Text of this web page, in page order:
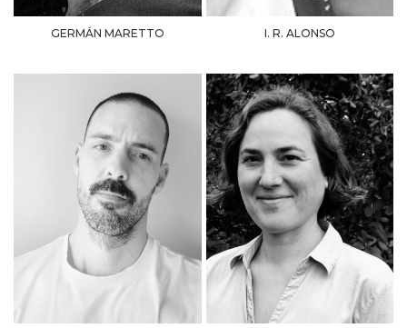
GERMÁN MARETTO I. R. ALONSO